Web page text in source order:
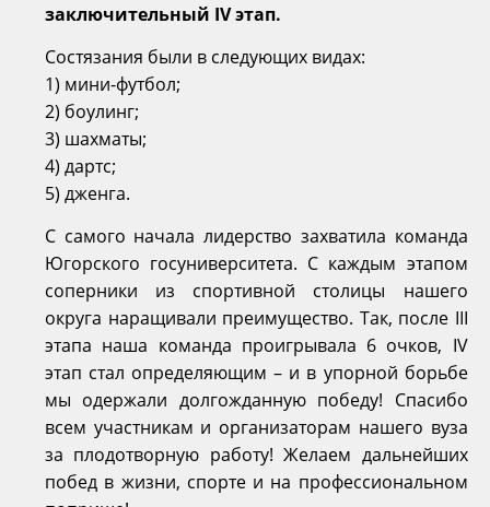
заключительный IV этап.
Состязания были в следующих видах:
1) мини-футбол;
2) боулинг;
3) шахматы;
4) дартс;
5) дженга.
С самого начала лидерство захватила команда
Югорского госуниверситета. С каждым этапом
соперники из спортивной столицы нашего
округа наращивали преимущество. Так, после III
этапа наша команда проигрывала 6 очков, IV
этап стал определяющим – и в упорной борьбе
мы одержали долгожданную победу! Спасибо
всем участникам и организаторам нашего вуза
за плодотворную работу! Желаем дальнейших
побед в жизни, спорте и на профессиональном